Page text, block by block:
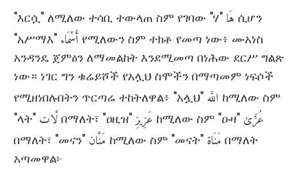
"እርሷ" ለሚለው ተሳቢ ተውላጠ ስም የገባው "ሃ" هَا ሲሆን
"አሥማእ" أَسْمَاء የሚለውን ስም ተክቶ የመጣ ነው፥ ሙአነስ
አንዳንዴ ጀምዕን ለማመልከት እንደሚመጣ በነሕው ደርሥ ግልጽ
ነው። ነገር ግን ቁሬይሾች የአሏህ ስሞችን በማጣመም ነፍሶች
የሚዘነበሉበትን ጥርጣሬ ተከትለዋል፥ "አሏህ" اللَّه ከሚለው ስም
"ላት" لَّات በማለት፣ "ዐዚዝ" عَزِيزِ ከሚለው ስም "ዑዛ" عُزَّىٰ
በማለት፣ "መናን" مَنَّان ከሚለው ስም "መናት" مَنَاة በማለት
አጣመዋል፦